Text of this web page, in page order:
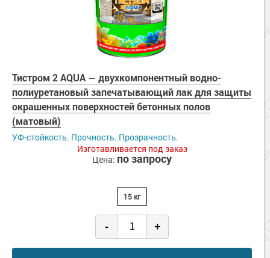
Тистром 2 AQUA — двухкомпонентный водно-
полиуретановый запечатывающий лак для защиты
окрашенных поверхностей бетонных полов
(матовый)
УФ-стойкость. Прочность. Прозрачность.
Изготавливается под заказ
Цена: по запросу
15 кг
- +